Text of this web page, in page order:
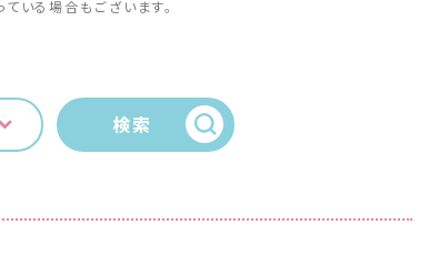
いる場合もございます。
検索